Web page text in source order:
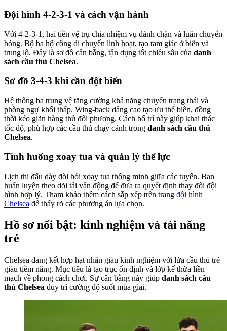
Đội hình 4-2-3-1 và cách vận hành
Với 4-2-3-1, hai tiền vệ trụ chia nhiệm vụ đánh chặn và luân chuyển
bóng. Bộ ba hộ công di chuyển linh hoạt, tạo tam giác ở biên và
trung lộ. Đây là sơ đồ cân bằng, tận dụng tốt chiều sâu của danh
sách cầu thủ Chelsea.
Sơ đồ 3-4-3 khi cần đột biến
Hệ thống ba trung vệ tăng cường khả năng chuyển trạng thái và
phòng ngự khối thấp. Wing-back dâng cao tạo ưu thế biên, đồng
thời kéo giãn hàng thủ đối phương. Cách bố trí này giúp khai thác
tốc độ, phù hợp các cầu thủ chạy cánh trong danh sách cầu thủ
Chelsea.
Tình huống xoay tua và quản lý thể lực
Lịch thi đấu dày đòi hỏi xoay tua thông minh giữa các tuyến. Ban
huấn luyện theo dõi tải vận động để đưa ra quyết định thay đổi đội
hình hợp lý. Tham khảo thêm cách sắp xếp trên trang đội hình
Chelsea để thấy rõ các phương án lựa chọn.
Hồ sơ nổi bật: kinh nghiệm và tài năng
trẻ
Chelsea đang kết hợp hạt nhân giàu kinh nghiệm với lứa cầu thủ trẻ
giàu tiềm năng. Mục tiêu là tạo trục ổn định và lớp kế thừa liền
mạch về phong cách chơi. Sự cân bằng này giúp danh sách cầu
thủ Chelsea duy trì cường độ suốt mùa giải.